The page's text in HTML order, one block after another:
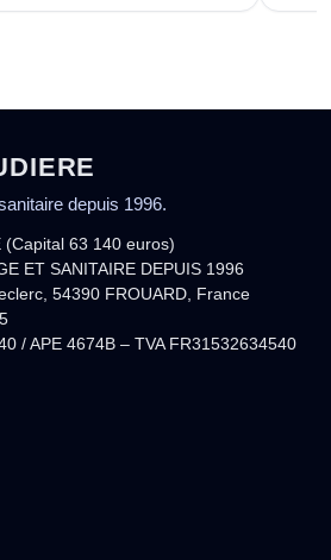
depuis 1996.
(Capital 63 140 euros)
ET SANITAIRE DEPUIS 1996
54390 FROUARD, France
/ APE 4674B – TVA FR31532634540